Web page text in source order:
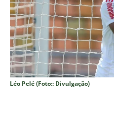
Léo Pelé (Foto:: Divulgação)